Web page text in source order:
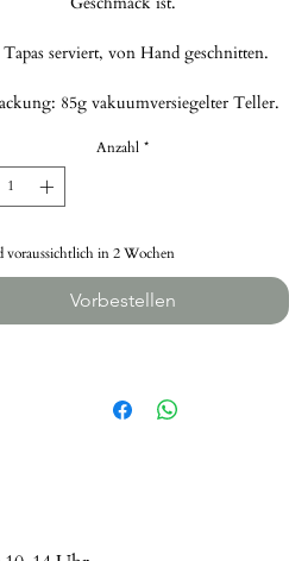
serviert, von Hand geschnitten.
85g vakuumversiegelter Teller.
Anzahl *
voraussichtlich in 2 Wochen
Vorbestellen